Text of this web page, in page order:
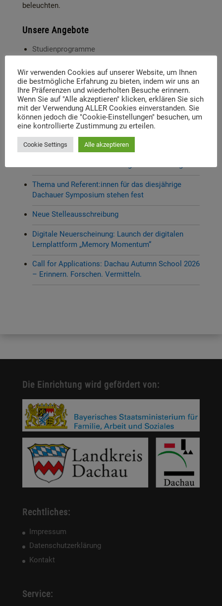
beleuchten.
Unsere Angebote
Studienprogramme
Mehrtagesprogramme
Fortbildungen
Aktuelle Beiträge
P-Seminar Gymnasium Ottobrunn „Die Muna
Thema und Referent:innen für das diesjährige
Dachauer Symposium stehen fest
Neue Stelleausschreibung
Digitale Neuerscheinung: Launch der digitalen
Lernplattform „Memory Momentum“
Call for Applications: Dachau Autumn School 2026
– Erinnern. Forschen. Vermitteln.
Die Einrichtung wird gefördert von:
Rechtliches:
Impressum
Datenschutzerklärung
Kontakt
Service:
Wir verwenden Cookies auf unserer Website, um Ihnen
die bestmögliche Erfahrung zu bieten, indem wir uns an
Ihre Präferenzen und wiederholten Besuche erinnern.
Wenn Sie auf "Alle akzeptieren" klicken, erklären Sie sich
mit der Verwendung ALLER Cookies einverstanden. Sie
können jedoch die "Cookie-Einstellungen" besuchen, um
eine kontrollierte Zustimmung zu erteilen.
Cookie Settings Alle akzeptieren